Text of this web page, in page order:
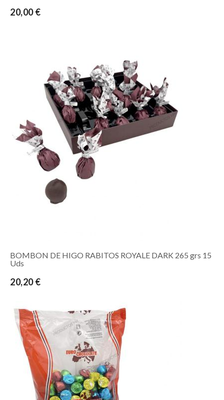
20,00 €
BOMBON DE HIGO RABITOS ROYALE DARK 265 grs 15
Uds
20,20 €